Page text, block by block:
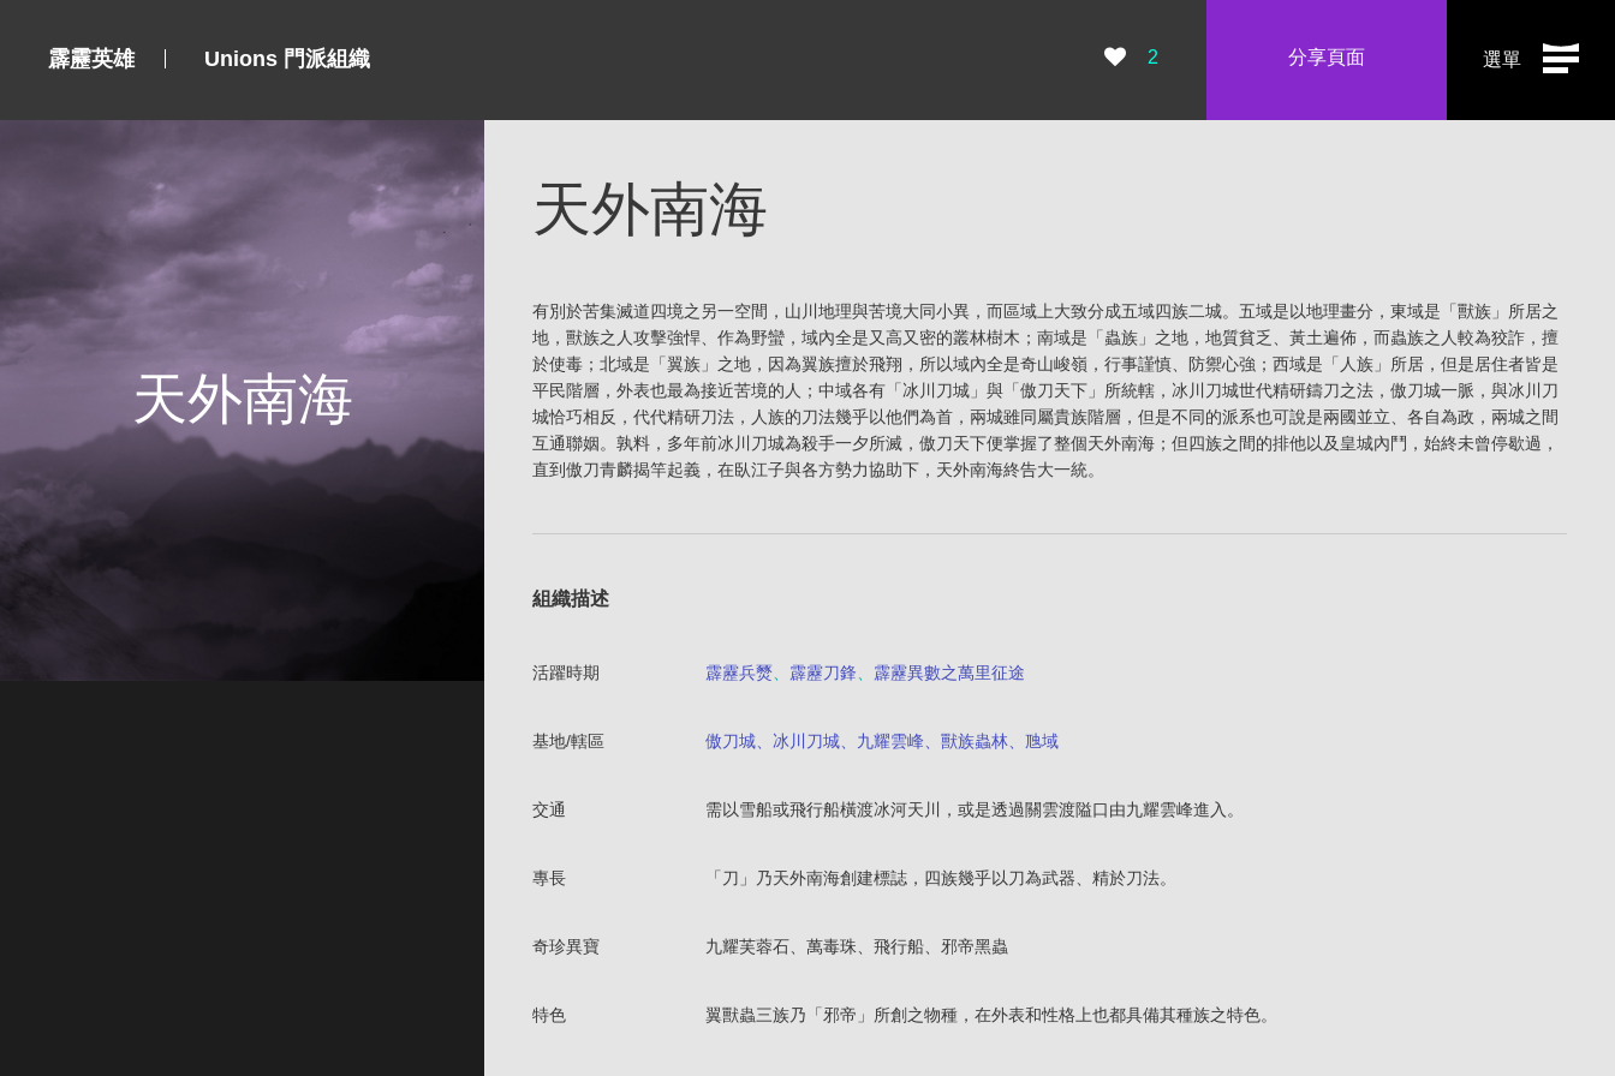
選單
霹靂英雄 Unions 門派組織 瀏覽數：
2 分享頁面
天外南海
天外南海
有別於苦集滅道四境之另一空間，山川地理與苦境大同小異，而區域上大致分成五域四族二城。五域是以地理畫分，東域是「獸族」所居之
地，獸族之人攻擊強悍、作為野蠻，域內全是又高又密的叢林樹木；南域是「蟲族」之地，地質貧乏、黃土遍佈，而蟲族之人較為狡詐，擅
於使毒；北域是「翼族」之地，因為翼族擅於飛翔，所以域內全是奇山峻嶺，行事謹慎、防禦心強；西域是「人族」所居，但是居住者皆是
平民階層，外表也最為接近苦境的人；中域各有「冰川刀城」與「傲刀天下」所統轄，冰川刀城世代精研鑄刀之法，傲刀城一脈，與冰川刀
城恰巧相反，代代精研刀法，人族的刀法幾乎以他們為首，兩城雖同屬貴族階層，但是不同的派系也可說是兩國並立、各自為政，兩城之間
互通聯姻。孰料，多年前冰川刀城為殺手一夕所滅，傲刀天下便掌握了整個天外南海；但四族之間的排他以及皇城內鬥，始終未曾停歇過，
直到傲刀青麟揭竿起義，在臥江子與各方勢力協助下，天外南海終告大一統。
組織描述
活躍時期 霹靂兵燹、 霹靂刀鋒、 霹靂異數之萬里征途
基地/轄區 傲刀城、冰川刀城、九耀雲峰、獸族蟲林、虺域
交通 需以雪船或飛行船橫渡冰河天川，或是透過關雲渡隘口由九耀雲峰進入。
專長 「刀」乃天外南海創建標誌，四族幾乎以刀為武器、精於刀法。
奇珍異寶 九耀芙蓉石、萬毒珠、飛行船、邪帝黑蟲
特色 翼獸蟲三族乃「邪帝」所創之物種，在外表和性格上也都具備其種族之特色。